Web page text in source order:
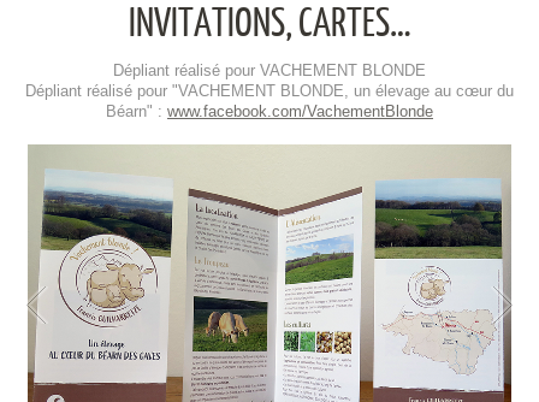
INVITATIONS, CARTES…
Flyer réalisé pour VACHEMENT BLONDE
Flyer réalisé pour "VACHEMENT BLONDE, un élevage au cœur du
Béarn" : www.facebook.com/VachementBlonde